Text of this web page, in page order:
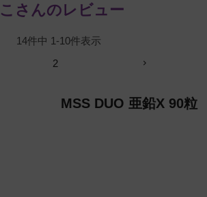
さんのレビュー
14件中 1-10件表示
2
MSS DUO 亜鉛X 90粒